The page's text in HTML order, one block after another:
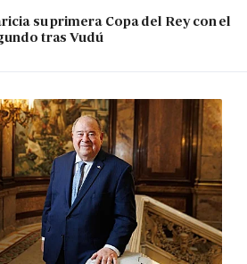
su primera Copa del Rey con el
tras Vudú